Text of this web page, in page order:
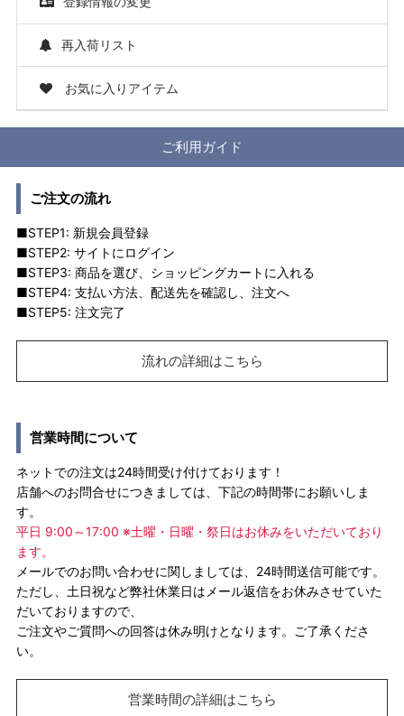
再入荷リスト
お気に入りアイテム
ご利用ガイド
ご注文の流れ
■STEP1: 新規会員登録
■STEP2: サイトにログイン
■STEP3: 商品を選び、ショッピングカートに入れる
■STEP4: 支払い方法、配送先を確認し、注文へ
■STEP5: 注文完了
流れの詳細はこちら
営業時間について
ネットでの注文は24時間受け付けております！
店舗へのお問合せにつきましては、下記の時間帯にお願いしま
す。
平日 9:00～17:00 ※土曜・日曜・祭日はお休みをいただいており
ます。
メールでのお問い合わせに関しましては、24時間送信可能です。
ただし、土日祝など弊社休業日はメール返信をお休みさせていた
だいておりますので、
ご注文やご質問への回答は休み明けとなります。ご了承くださ
い。
営業時間の詳細はこちら